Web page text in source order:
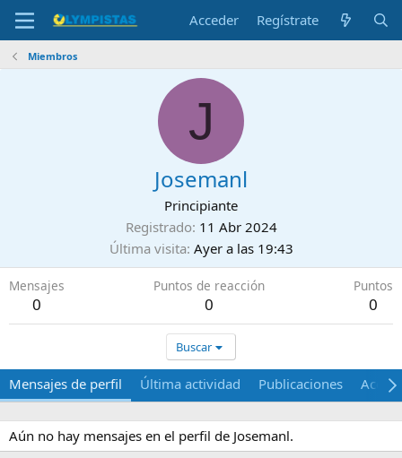
Acceder Regístrate
Miembros
J
Josemanl
Principiante
Registrado 11 Abr 2024
Última visita Ayer a las 19:43
Mensajes
0
Puntos de reacción
0
Puntos
0
Buscar
Mensajes de perfil Última actividad Publicaciones Acerca
Aún no hay mensajes en el perfil de Josemanl.